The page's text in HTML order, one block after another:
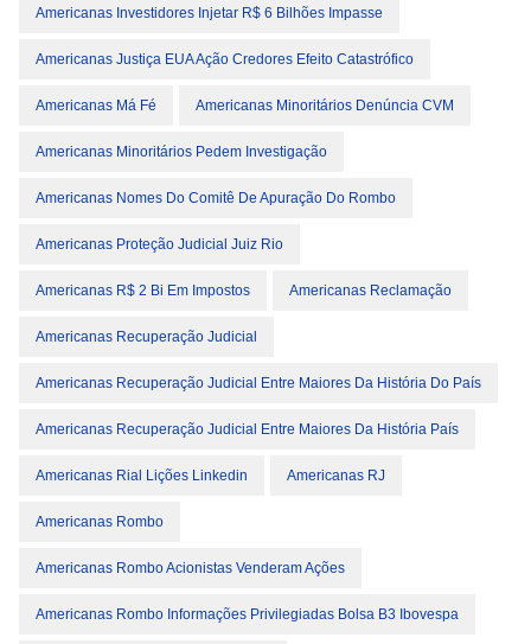
Americanas Investidores Injetar R$ 6 Bilhões Impasse
Americanas Justiça EUA Ação Credores Efeito Catastrófico
Americanas Má Fé Americanas Minoritários Denúncia CVM
Americanas Minoritários Pedem Investigação
Americanas Nomes Do Comitê De Apuração Do Rombo
Americanas Proteção Judicial Juiz Rio
Americanas R$ 2 Bi Em Impostos Americanas Reclamação
Americanas Recuperação Judicial
Americanas Recuperação Judicial Entre Maiores Da História Do País
Americanas Recuperação Judicial Entre Maiores Da História País
Americanas Rial Lições Linkedin Americanas RJ
Americanas Rombo
Americanas Rombo Acionistas Venderam Ações
Americanas Rombo Informações Privilegiadas Bolsa B3 Ibovespa